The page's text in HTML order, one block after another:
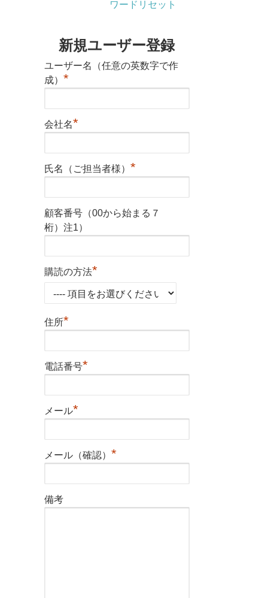
ワードリセット
新規ユーザー登録
ユーザー名（任意の英数字で作
成） *
会社名*
氏名（ご担当者様） *
顧客番号（00から始まる７
桁）注1）
購読の方法*
住所*
電話番号*
メール*
メール（確認） *
備考